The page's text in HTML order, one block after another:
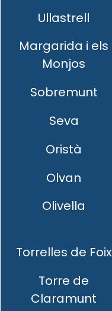
Ullastrell
Margarida i els
Monjos
Sobremunt
Seva
Oristà
Olvan
Olivella
Torrelles de Foix
Torre de
Claramunt